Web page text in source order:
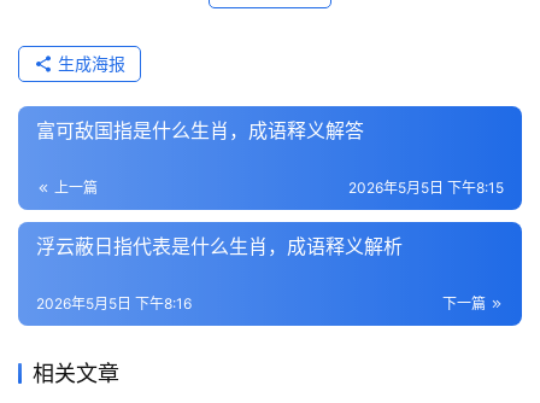
生成海报
富可敌国指是什么生肖，成语释义解答
上一篇 2026年5月5日 下午8:15
浮云蔽日指代表是什么生肖，成语释义解析
下一篇
2026年5月5日 下午8:16
相关文章